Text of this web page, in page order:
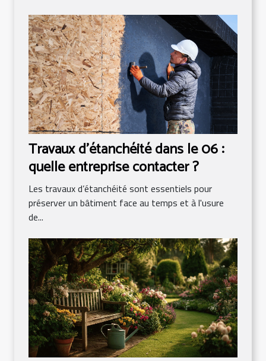
Travaux d’étanchéité dans le 06 :
quelle entreprise contacter ?
Les travaux d’étanchéité sont essentiels pour
préserver un bâtiment face au temps et à l'usure
de...